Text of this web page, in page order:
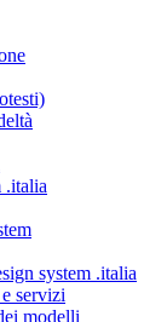
.italia
system .italia
servizi
modelli